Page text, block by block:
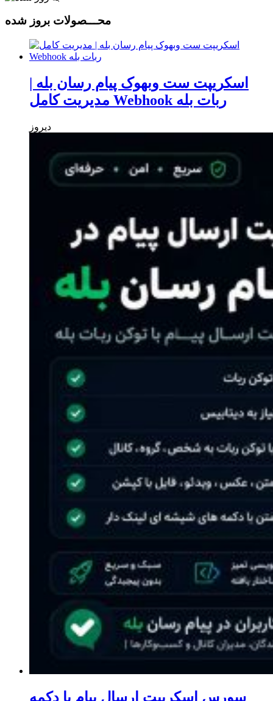
محـــصولات بروز شده
اسکریپت ست وبهوک پیام رسان بله |
مدیریت کامل Webhook ربات بله
دیروز
سورس اسکریپت ارسال پیام با دکمه